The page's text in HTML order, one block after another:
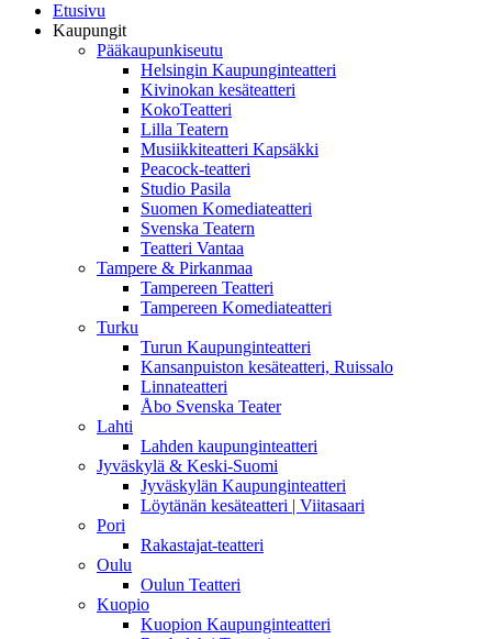
Etusivu
Kaupungit
Pääkaupunkiseutu
Helsingin Kaupunginteatteri
Kivinokan kesäteatteri
KokoTeatteri
Lilla Teatern
Musiikkiteatteri Kapsäkki
Peacock-teatteri
Studio Pasila
Suomen Komediateatteri
Svenska Teatern
Teatteri Vantaa
Tampere & Pirkanmaa
Tampereen Teatteri
Tampereen Komediateatteri
Turku
Turun Kaupunginteatteri
Kansanpuiston kesäteatteri, Ruissalo
Linnateatteri
Åbo Svenska Teater
Lahti
Lahden kaupunginteatteri
Jyväskylä & Keski-Suomi
Jyväskylän Kaupunginteatteri
Löytänän kesäteatteri | Viitasaari
Pori
Rakastajat-teatteri
Oulu
Oulun Teatteri
Kuopio
Kuopion Kaupunginteatteri